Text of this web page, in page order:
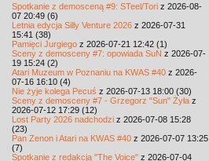
Spotkanie z demosceną #9: STeel/Tori z 2026-08-
07 20:49 (6)
Letnia edycja Silly Venture 2026 z 2026-07-31
15:41 (38)
Pamięci Jurgiego z 2026-07-21 12:42 (1)
Sceny z demosceny #7: opowiada SuN z 2026-07-
19 15:24 (2)
Atari Muzeum w Poznaniu na KWAS #40 z 2026-
07-16 16:10 (4)
Nie żyje kolega Pecuś z 2026-07-13 18:00 (30)
Sceny z demosceny #7 - Grzegorz "Sun" Żyła z
2026-07-12 17:29 (12)
Lost Party 2026 nadchodzi z 2026-07-08 15:28
(23)
Pan Zenon i Atari na KWAS #40 z 2026-07-07 13:25
(7)
Spotkanie z redakcją "The Voice" z 2026-07-04